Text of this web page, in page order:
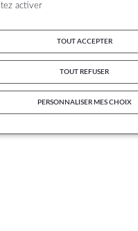
activer
TOUT ACCEPTER
TOUT REFUSER
PERSONNALISER MES CHOIX